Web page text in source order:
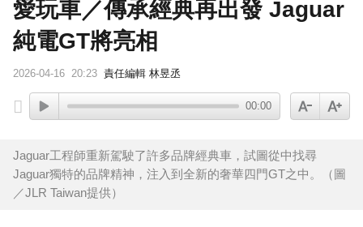
愛玩車／傳承經典再出發 Jaguar
純電GT將亮相
2026-04-16 20:23 責任編輯 林昱丞
00:00
Jaguar工程師重新駕駛了許多品牌經典車，試圖從中找尋
Jaguar獨特的品牌精神，注入到全新的奢華四門GT之中。（圖
／JLR Taiwan提供）